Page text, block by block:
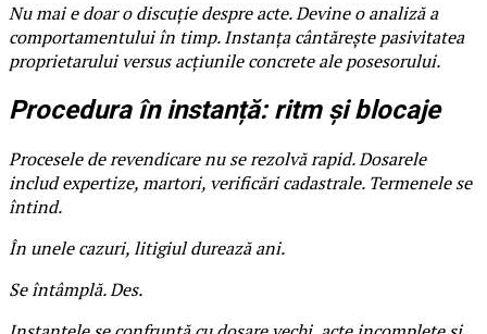
Nu mai e doar o discuție despre acte. Devine o analiză a
comportamentului în timp. Instanța cântărește pasivitatea
proprietarului versus acțiunile concrete ale posesorului.
Procedura în instanță: ritm și blocaje
Procesele de revendicare nu se rezolvă rapid. Dosarele
includ expertize, martori, verificări cadastrale. Termenele se
întind.
În unele cazuri, litigiul durează ani.
Se întâmplă. Des.